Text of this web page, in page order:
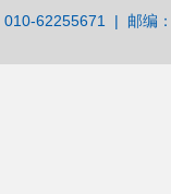
62255671 | 邮编